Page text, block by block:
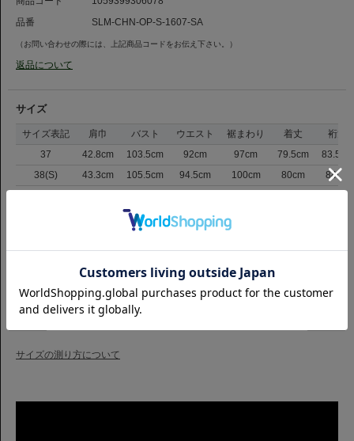
品番
SLM-CHN-OP-S-1607-SA
（お問い合わせの際には、上記商品コードをお伝え下さい。）
返品について
サイズ
サイズ表記 肩巾 バスト ウエスト 裾まわり 着丈
裄丈
37
42.8cm 103.5cm 92cm 97cm 79.5cm
83.5cm
38(S)
43.3cm 105.5cm 94.5cm 100cm 80cm
84cm
85cm
110.5cm 100cm
47.8cm 119.5cm 109cm 115cm
サイズの測り方について